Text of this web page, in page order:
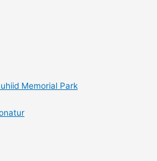
Memorial Park